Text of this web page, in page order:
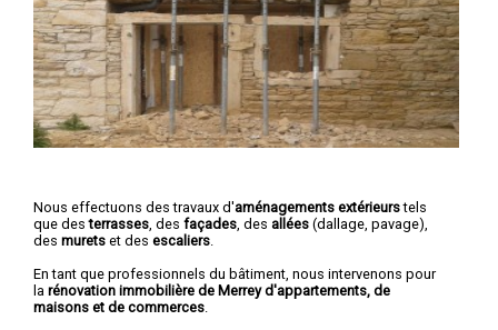
Nous effectuons des travaux d'aménagements extérieurstels
que desterrasses , des façades , des allées (dallage, pavage),
des murets et des escaliers
En tant que professionnels du bâtiment, nous intervenons pour
la rénovation immobilière de Merrey d'appartements, de
maisons et de commerces